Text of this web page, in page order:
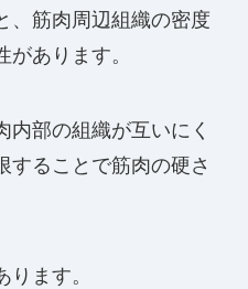
、筋肉周辺組織の密度
あります。
内部の組織が互いにく
することで筋肉の硬さ
ます。